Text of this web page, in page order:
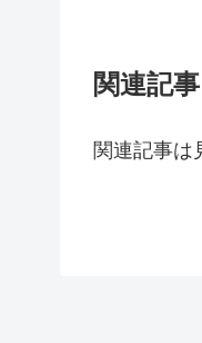
関連記事
関連記事は